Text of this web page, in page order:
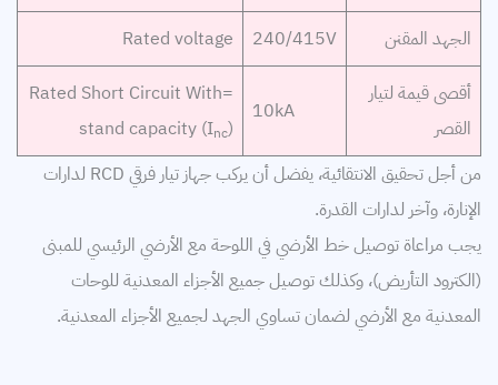
الجهد المقنن 240/415V
Rated voltage
أقصى قيمة لتيار
القصر
10kA
Rated Short Circuit With=
stand capacity (Inc)
من أجل تحقيق الانتقائية، يفضل أن يركب جهاز تيار فرقي RCD لدارات
الإنارة، وآخر لدارات القدرة.
يجب مراعاة توصيل خط الأرضي في اللوحة مع الأرضي الرئيسي للمبنى
(الكترود التأريض)، وكذلك توصيل جميع الأجزاء المعدنية للوحات
المعدنية مع الأرضي لضمان تساوي الجهد لجميع الأجزاء المعدنية.